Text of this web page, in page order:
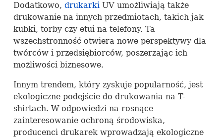
Dodatkowo, drukarkiUV umożliwiają także
drukowanie na innych przedmiotach, takich jak
kubki, torby czy etui na telefony. Ta
wszechstronność otwiera nowe perspektywy dla
twórców i przedsiębiorców, poszerzając ich
możliwości biznesowe.
Innym trendem, który zyskuje popularność, jest
ekologiczne podejście do drukowania na T-
shirtach. W odpowiedzi na rosnące
zainteresowanie ochroną środowiska,
producenci drukarek wprowadzają ekologiczne